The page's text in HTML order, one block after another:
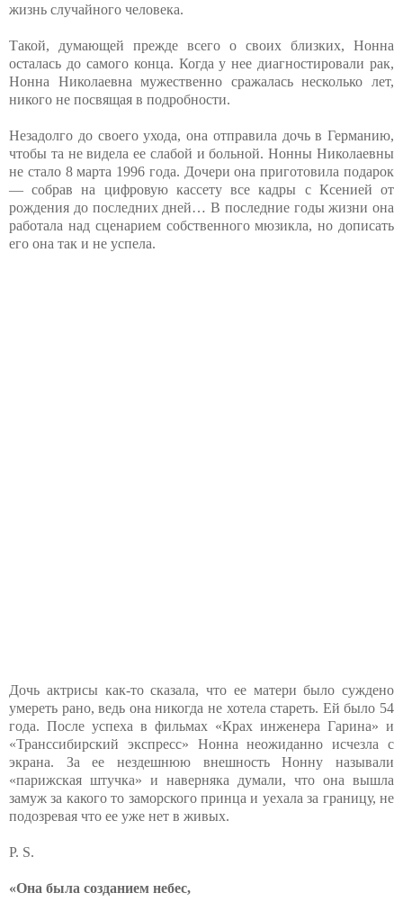
жизнь случайного человека.
Такой, думающей прежде всего о своих близких, Нонна
осталась до самого конца. Когда у нее диагностировали рак,
Нонна Николаевна мужественно сражалась несколько лет,
никого не посвящая в подробности.
Незадолго до своего ухода, она отправила дочь в Германию,
чтобы та не видела ее слабой и больной. Нонны Николаевны
не стало 8 марта 1996 года. Дочери она приготовила подарок
— собрав на цифровую кассету все кадры с Ксенией от
рождения до последних дней… В последние годы жизни она
работала над сценарием собственного мюзикла, но дописать
его она так и не успела.
Дочь актрисы как-то сказала, что ее матери было суждено
умереть рано, ведь она никогда не хотела стареть. Ей было 54
года. После успеха в фильмах «Крах инженера Гарина» и
«Транссибирский экспресс» Нонна неожиданно исчезла с
экрана. За ее нездешнюю внешность Нонну называли
«парижская штучка» и наверняка думали, что она вышла
замуж за какого то заморского принца и уехала за границу, не
подозревая что ее уже нет в живых.
P. S.
«Она была созданием небес,